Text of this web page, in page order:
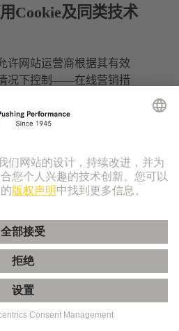
Cookie及同类技术
许网站运营商根据其有效
况下控制——在线营销措
用同义词包括“网络控制”、
析”。跟踪包括对网站及其
的成功监控、控制和效率
平台上的行为和操作，以
们离开页面后的行为。基
法用于执行跟踪。
性化设置。如果您是注册
我们也将使用跟踪机制进
及点击流分析、数据流量
站分析、网站控制等）是